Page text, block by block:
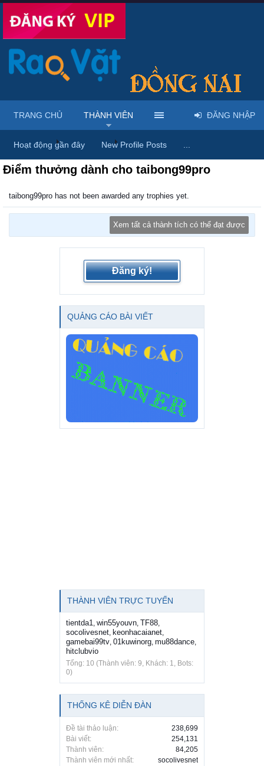
Trang chủ Thành viên taibong99pro
Điểm thưởng dành cho taibong99pro
taibong99pro has not been awarded any trophies yet.
Xem tất cả thành tích có thể đạt được
Đăng ký!
QUẢNG CÁO BÀI VIẾT
THÀNH VIÊN TRỰC TUYẾN
tientda1, win55youvn, TF88,
socolivesnet, keonhacaianet,
gamebai99tv, 01kuwinorg, mu88dance,
hitclubvio
Tổng: 10 (Thành viên: 9, Khách: 1, Bots:
0)
THỐNG KÊ DIỄN ĐÀN
Đề tài thảo luận:
238,699
Bài viết:
254,131
Thành viên:
84,205
Thành viên mới nhất:
socolivesnet
TRANG CHỦ THÀNH VIÊN
Hoạt động gần đây New Profile Posts
ĐĂNG NHẬP